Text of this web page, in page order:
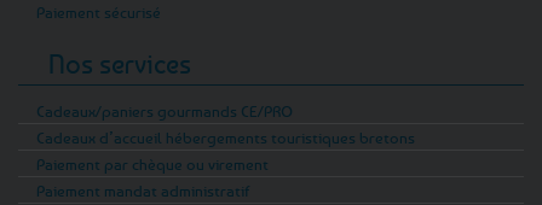
Paiement sécurisé
Nos services
Cadeaux/paniers gourmands CE/PRO
Cadeaux d’accueil hébergements touristiques bretons
Paiement par chèque ou virement
Paiement mandat administratif